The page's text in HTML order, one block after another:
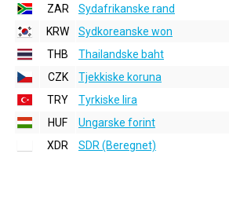
ZAR
Sydafrikanske rand
KRW
Sydkoreanske won
THB
Thailandske baht
CZK
Tjekkiske koruna
TRY
Tyrkiske lira
HUF
Ungarske forint
XDR
SDR (Beregnet)